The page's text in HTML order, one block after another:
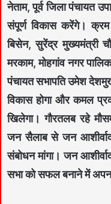
नेताम, पूर्व जिला पंचायत
संपूर्ण विकास करेंगे। क्रम
बिसेन, सुरेंद्र मुख्यमंत्री
मरकाम, मोहगांव नगर
पंचायत सभापति उमेश
विकास होगा और कमल
खिलेगा। गौरतलब रहे
जन सैलाब से जन
संबोधन मांगा। जन
सभा को सफल बनाने में